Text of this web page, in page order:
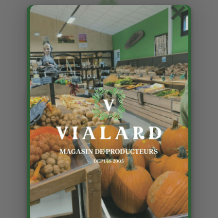
Nouveauté
×